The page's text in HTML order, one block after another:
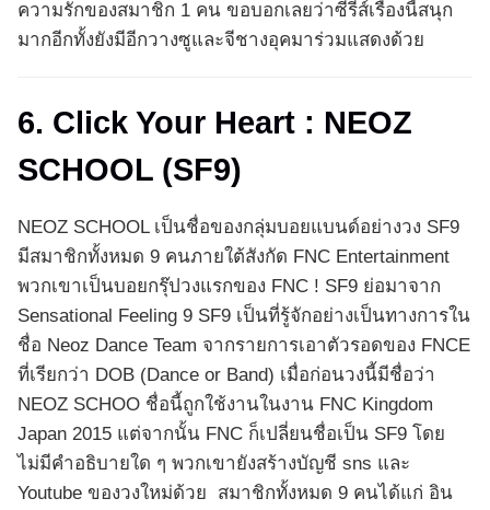
ความรักของสมาชิก 1 คน ขอบอกเลยว่าซีรีส์เรื่องนี้สนุก
มากอีกทั้งยังมีอีกวางซูและจีชางอุคมาร่วมแสดงด้วย
6. Click Your Heart : NEOZ
SCHOOL (SF9)
NEOZ SCHOOL เป็นชื่อของกลุ่มบอยแบนด์อย่างวง SF9
มีสมาชิกทั้งหมด 9 คนภายใต้สังกัด FNC Entertainment
พวกเขาเป็นบอยกรุ๊ปวงแรกของ FNC ! SF9 ย่อมาจาก
Sensational Feeling 9 SF9 เป็นที่รู้จักอย่างเป็นทางการใน
ชื่อ Neoz Dance Team จากรายการเอาตัวรอดของ FNCE
ที่เรียกว่า DOB (Dance or Band) เมื่อก่อนวงนี้มีชื่อว่า
NEOZ SCHOO ชื่อนี้ถูกใช้งานในงาน FNC Kingdom
Japan 2015 แต่จากนั้น FNC ก็เปลี่ยนชื่อเป็น SF9 โดย
ไม่มีคำอธิบายใด ๆ พวกเขายังสร้างบัญชี sns และ
Youtube ของวงใหม่ด้วย สมาชิกทั้งหมด 9 คนได้แก่ อิน